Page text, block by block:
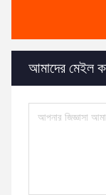
আমাদের মেইল